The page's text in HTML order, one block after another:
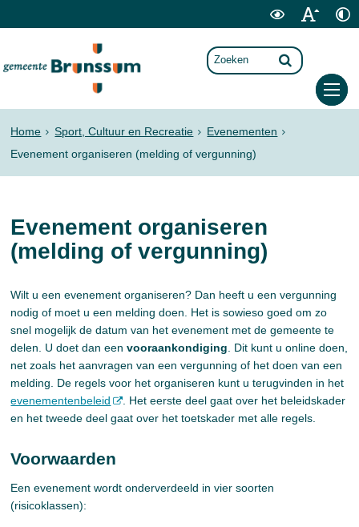
Home Sport, Cultuur en Recreatie
Evenementen
Evenement organiseren (melding of vergunning)
Evenement organiseren
(melding of vergunning)
Wilt u een evenement organiseren? Dan heeft u een vergunning
nodig of moet u een melding doen. Het is sowieso goed om zo
snel mogelijk de datum van het evenement met de gemeente te
delen. U doet dan eenvooraankondiging . Dit kunt u online doen,
net zoals het aanvragen van een vergunning of het doen van een
melding. De regels voor het organiseren kunt u terugvinden in het
evenementenbeleid
. Het eerste deel gaat over het beleidskader
en het tweede deel gaat over het toetskader met alle regels.
Voorwaarden
Een evenement wordt onderverdeeld in vier soorten
(risicoklassen):